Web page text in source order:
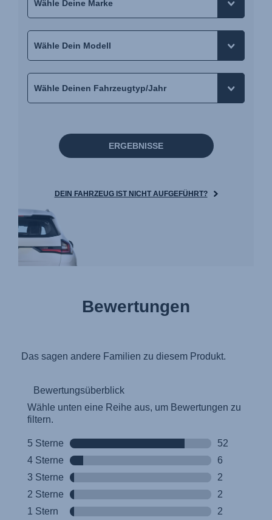
ERGEBNISSE
DEIN FAHRZEUG IST NICHT AUFGEFÜHRT?
Bewertungen